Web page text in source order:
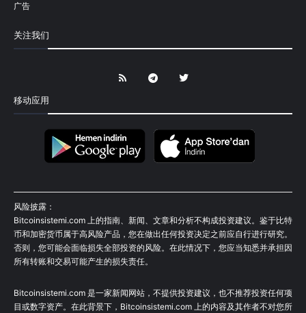
广告
关注我们
移动应用
风险披露：
Bitcoinsistemi.com 上的指南、新闻、文章和分析不构成投资建议。鉴于比特
币和加密货币属于高风险产品，您在做出任何投资决定之前应自行进行研究。
否则，您可能会面临损失全部投资的风险。在此情况下，您应当知悉并承担因
所有转账和交易可能产生的损失责任。
Bitcoinsistemi.com 是一家新闻网站，不提供投资建议，也不推荐投资任何项
目或数字资产。在此背景下，Bitcoinsistemi.com 上的内容及其作者不对您所